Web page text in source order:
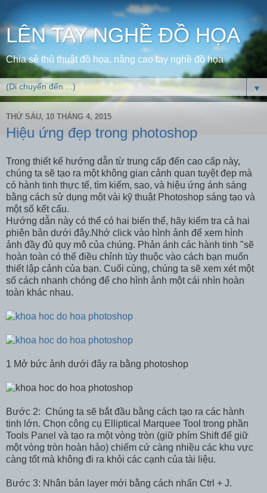
LÊN TAY NGHỀ ĐỒ HỌA
Chia sẻ thủ thuật đồ họa, nâng cao tay nghề đồ họa
▼
THỨ SÁU, 10 THÁNG 4, 2015
Hiệu ứng đẹp trong photoshop
Trong thiết kế hướng dẫn từ trung cấp đến cao cấp này,
chúng ta sẽ tạo ra một không gian cảnh quan tuyệt đẹp mà
có hành tinh thực tế, tìm kiếm, sao, và hiệu ứng ánh sáng
bằng cách sử dụng một vài kỹ thuật Photoshop sáng tạo và
một số kết cấu.
Hướng dẫn này có thể có hai biến thể, hãy kiểm tra cả hai
phiên bản dưới đây.Nhớ click vào hình ảnh để xem hình
ảnh đầy đủ quy mô của chúng. Phản ánh các hành tinh "sẽ
hoàn toàn có thể điều chỉnh tùy thuộc vào cách bạn muốn
thiết lập cảnh của bạn. Cuối cùng, chúng ta sẽ xem xét một
số cách nhanh chóng để cho hình ảnh một cái nhìn hoàn
toàn khác nhau.
1 Mở bức ảnh dưới đây ra bằng photoshop
Bước 2: Chúng ta sẽ bắt đầu bằng cách tạo ra các hành
tinh lớn. Chọn công cụ Elliptical Marquee Tool trong phần
Tools Panel và tạo ra một vòng tròn (giữ phím Shift để giữ
một vòng tròn hoàn hảo) chiếm cứ càng nhiều các khu vực
càng tốt mà không đi ra khỏi các cạnh của tài liệu.
Bước 3: Nhân bản layer mới bằng cách nhấn Ctrl + J.